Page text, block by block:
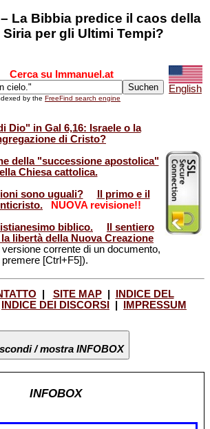
La Bibbia predice il caos della
per gli Ultimi Tempi?
Cerca su Immanuel.at
by the FreeFind search engine
English
Dio" in Gal 6,16: Israele o la
di Cristo?
della "successione apostolica"
Chiesa cattolica.
sono uguali?
Il primo e il
NUOVA revisione!!
biblico.
Il sentiero
libertà della Nuova Creazione
corrente di un documento,
premere [Ctrl+F5]).
SITE MAP|
INDICE DEL
INDICE DEI DISCORSI IMPRESSUM
/ mostra INFOBOX
INFOBOX